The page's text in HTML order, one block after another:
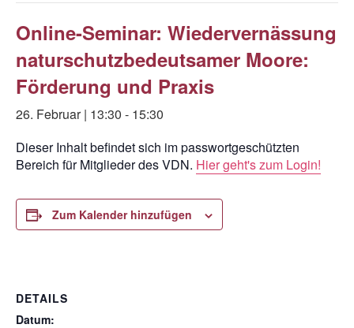
Online-Seminar: Wiedervernässung
naturschutzbedeutsamer Moore:
Förderung und Praxis
26. Februar | 13:30 - 15:30
Dieser Inhalt befindet sich im passwortgeschützten
Bereich für Mitglieder des VDN. Hier geht's zum Login!
Zum Kalender hinzufügen
DETAILS
Datum: